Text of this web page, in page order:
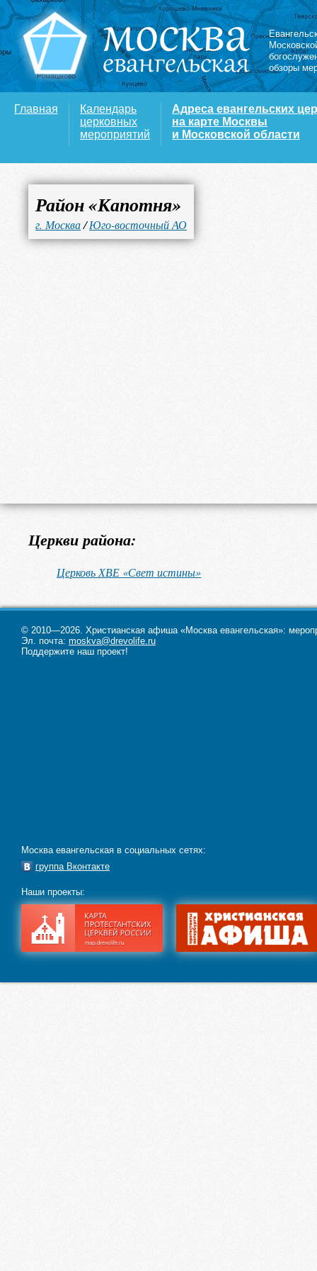
обзоры
Главная
Календарь
церковных
мероприятий
Адреса евангельских
на карте Москвы
и Московской области
Район «Капотня»
г. Москва/Юго-восточный АО
Церкви района:
Церковь ХВЕ «Свет истины»
© 2010—2026. Христианская афиша «Москва евангельская»:
Эл. почта: moskva@drevolife.ru
Поддержите наш проект!
Москва евангельская в социальных сетях:
группа Вконтакте
Наши проекты: